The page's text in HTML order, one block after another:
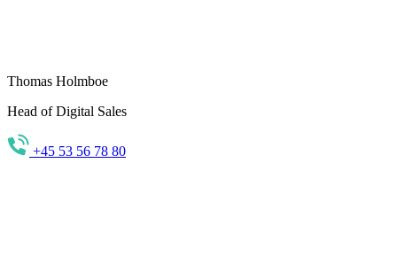
Thomas Holmboe
Head of Digital Sales
+45 53 56 78 80